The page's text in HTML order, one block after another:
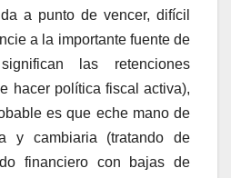
a punto de vencer, difícil
a la importante fuente de
las retenciones
hacer política fiscal activa),
es que eche mano de
y cambiaria (tratando de
financiero con bajas de